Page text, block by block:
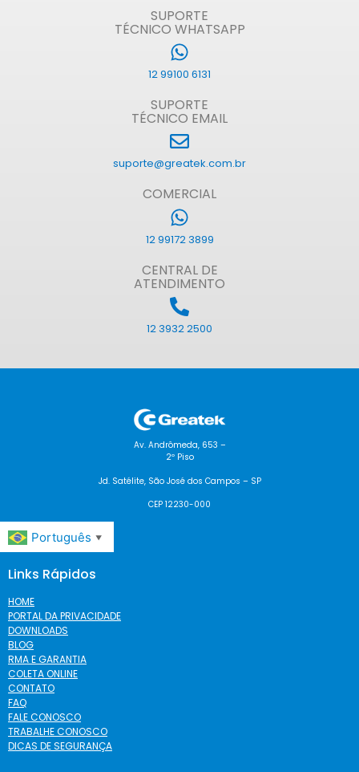
SUPORTE
TÉCNICO WHATSAPP
12 99100 6131
SUPORTE
TÉCNICO EMAIL
suporte@greatek.com.br
COMERCIAL
12 99172 3899
CENTRAL DE
ATENDIMENTO
12 3932 2500
Av. Andrômeda, 653 –
2º Piso
Jd. Satélite, São José dos Campos – SP
CEP 12230-000
Português ▼
Links Rápidos
HOME
PORTAL DA PRIVACIDADE
DOWNLOADS
BLOG
RMA E GARANTIA
COLETA ONLINE
CONTATO
FAQ
FALE CONOSCO
TRABALHE CONOSCO
DICAS DE SEGURANÇA